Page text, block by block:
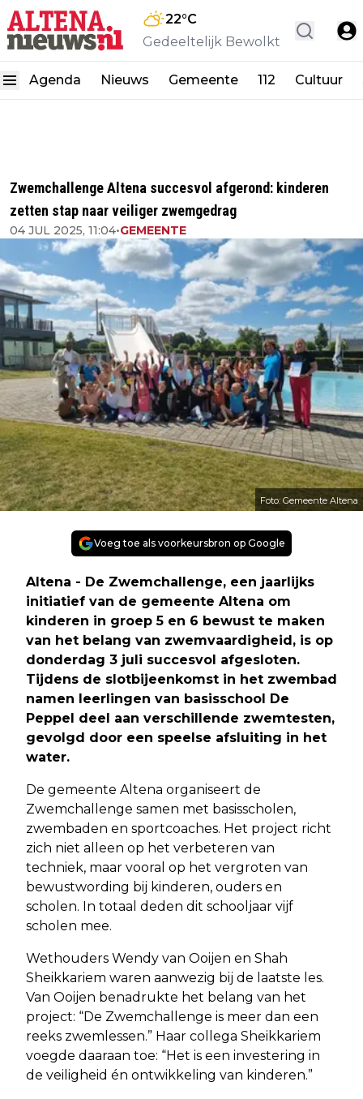
22°C
Gedeeltelijk Bewolkt
Agenda Nieuws Gemeente 112 Cultuur
Zwemchallenge Altena succesvol afgerond: kinderen
zetten stap naar veiliger zwemgedrag
04 JUL 2025, 11:04•GEMEENTE
Foto: Gemeente Altena
Voeg toe als voorkeursbron op Google
Altena - De Zwemchallenge, een jaarlijks
initiatief van de gemeente Altena om
kinderen in groep 5 en 6 bewust te maken
van het belang van zwemvaardigheid, is op
donderdag 3 juli succesvol afgesloten.
Tijdens de slotbijeenkomst in het zwembad
namen leerlingen van basisschool De
Peppel deel aan verschillende zwemtesten,
gevolgd door een speelse afsluiting in het
water.
De gemeente Altena organiseert de
Zwemchallenge samen met basisscholen,
zwembaden en sportcoaches. Het project richt
zich niet alleen op het verbeteren van
techniek, maar vooral op het vergroten van
bewustwording bij kinderen, ouders en
scholen. In totaal deden dit schooljaar vijf
scholen mee.
Wethouders Wendy van Ooijen en Shah
Sheikkariem waren aanwezig bij de laatste les.
Van Ooijen benadrukte het belang van het
project: “De Zwemchallenge is meer dan een
reeks zwemlessen.” Haar collega Sheikkariem
voegde daaraan toe: “Het is een investering in
de veiligheid én ontwikkeling van kinderen.”